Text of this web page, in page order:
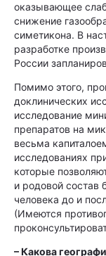
оказывающее
снижение
симетикона. В
разработке
России
Помимо этого,
доклинических
исследование
препаратов на
весьма
исследованиях
которые
и родовой состав
человека до и
(Имеются
– Какова